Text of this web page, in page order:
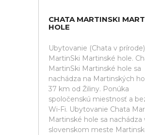
CHATA MARTINSKI
HOLE
Ubytovanie (Chata v
MartinSki Martinské hole.
MartinSki Martinské hole sa
nachádza na Martinských
37 km od Žiliny. Ponúka
spoločenskú miestnosť a
Wi-Fi. Ubytovanie Chata
Martinské hole sa nachádza
slovenskom meste